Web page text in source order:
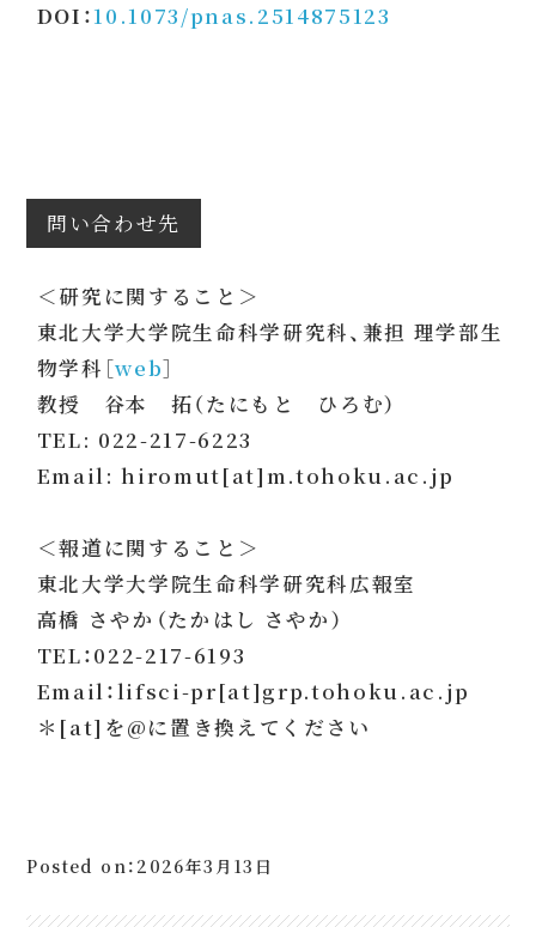
DOI：10.1073/pnas.2514875123
問い合わせ先
＜研究に関すること＞
東北大学大学院生命科学研究科、兼担 理学部生
物学科［web］
教授 谷本 拓（たにもと ひろむ）
TEL: 022-217-6223
Email: hiromut[at]m.tohoku.ac.jp
＜報道に関すること＞
東北大学大学院生命科学研究科広報室
高橋 さやか（たかはし さやか）
TEL：022-217-6193
Email：lifsci-pr[at]grp.tohoku.ac.jp
＊[at]を@に置き換えてください
Posted on：2026年3月13日